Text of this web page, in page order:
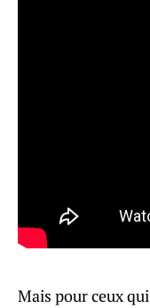
Mais pour ceux